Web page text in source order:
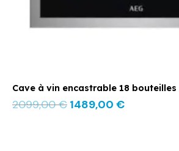
Cave à vin encastrable 18 bouteilles
2099,00€ 1489,00 €